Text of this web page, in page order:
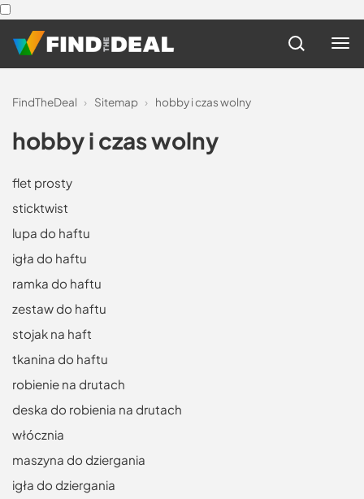
FindTheDeal › Sitemap › hobby i czas wolny
hobby i czas wolny
flet prosty
sticktwist
lupa do haftu
igła do haftu
ramka do haftu
zestaw do haftu
stojak na haft
tkanina do haftu
robienie na drutach
deska do robienia na drutach
włócznia
maszyna do dziergania
igła do dziergania